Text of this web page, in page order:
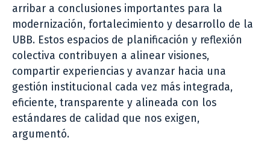
arribar a conclusiones importantes para la
modernización, fortalecimiento y desarrollo de la
UBB. Estos espacios de planificación y reflexión
colectiva contribuyen a alinear visiones,
compartir experiencias y avanzar hacia una
gestión institucional cada vez más integrada,
eficiente, transparente y alineada con los
estándares de calidad que nos exigen,
argumentó.